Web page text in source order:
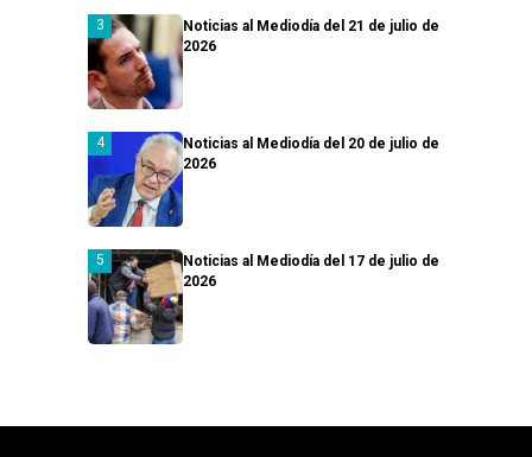
Noticias al Mediodía del 21 de julio de
2026
Noticias al Mediodía del 20 de julio de
2026
Noticias al Mediodía del 17 de julio de
2026